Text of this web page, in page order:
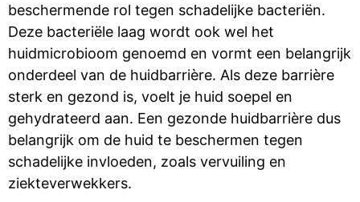
beschermende rol tegen schadelijke bacteriën.
Deze bacteriële laag wordt ook wel het
huidmicrobioom genoemd en vormt een belangrijk
onderdeel van de huidbarrière. Als deze barrière
sterk en gezond is, voelt je huid soepel en
gehydrateerd aan. Een gezonde huidbarrière dus
belangrijk om de huid te beschermen tegen
schadelijke invloeden, zoals vervuiling en
ziekteverwekkers.